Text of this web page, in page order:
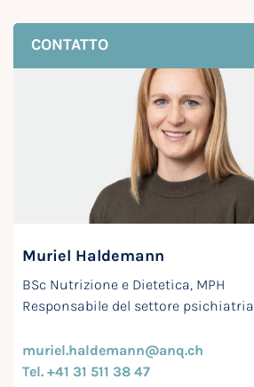
CONTATTO
Muriel Haldemann
BSc Nutrizione e Dietetica, MPH
Responsabile del settore psichiatria
muriel.haldemann@anq.ch
Tel. +41 31 511 38 47